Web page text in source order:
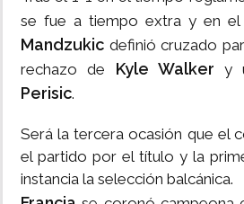
se fue a tiempo extra y en el
Mandzukic definió cruzado
rechazo de Kyle Walker y
Perisic.
Será la tercera ocasión que el
el partido por el título y la
instancia la selección balcánica.